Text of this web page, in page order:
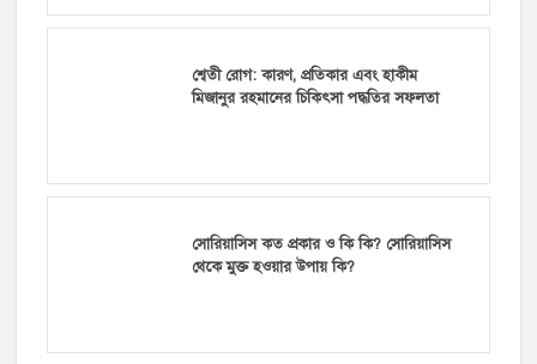
শ্বেতী রোগ: কারণ, প্রতিকার এবং হাকীম
মিজানুর রহমানের চিকিৎসা পদ্ধতির সফলতা
সোরিয়াসিস কত প্রকার ও কি কি? সোরিয়াসিস
থেকে মুক্ত হওয়ার উপায় কি?